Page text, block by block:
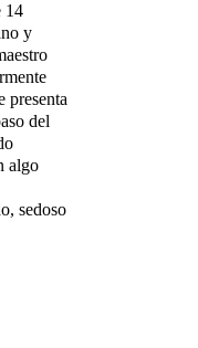
14
y
presenta
del
algo
sedoso